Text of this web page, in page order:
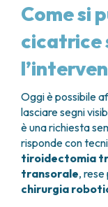
Come si
cicatrice
Oggi è possibile
lasciare segni
è una richiesta
risponde con
tiroidectomia
transorale,
chirurgia